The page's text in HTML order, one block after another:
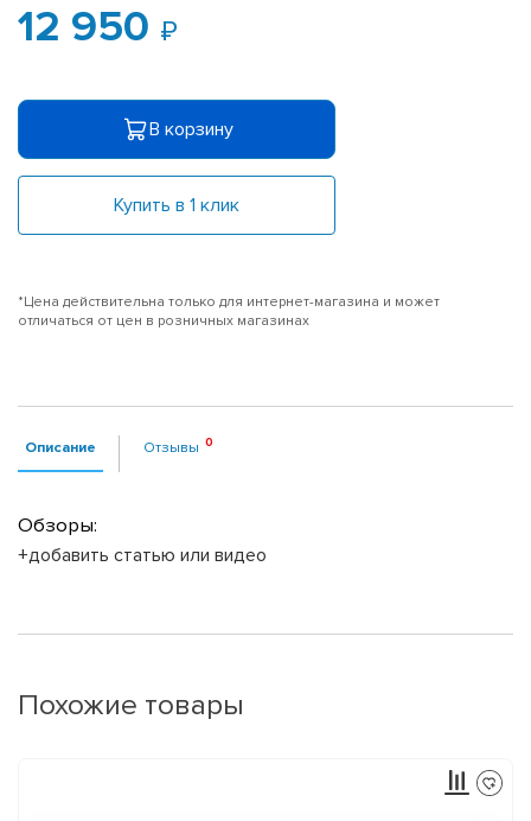
12 950
В корзину
Купить в 1 клик
*Цена действительна только для интернет-магазина и может
отличаться от цен в розничных магазинах
Описание Отзывы
Обзоры:
+добавить статью или видео
Похожие товары